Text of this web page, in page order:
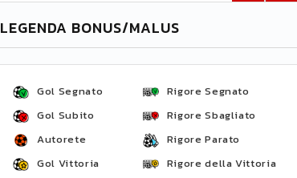
LEGENDA BONUS/MALUS
Gol Segnato
Gol Subito
Autorete
Gol Vittoria
Rigore Segnato
Rigore Sbagliato
Rigore Parato
Rigore della Vittoria